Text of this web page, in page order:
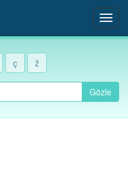
ç ž
Gözle